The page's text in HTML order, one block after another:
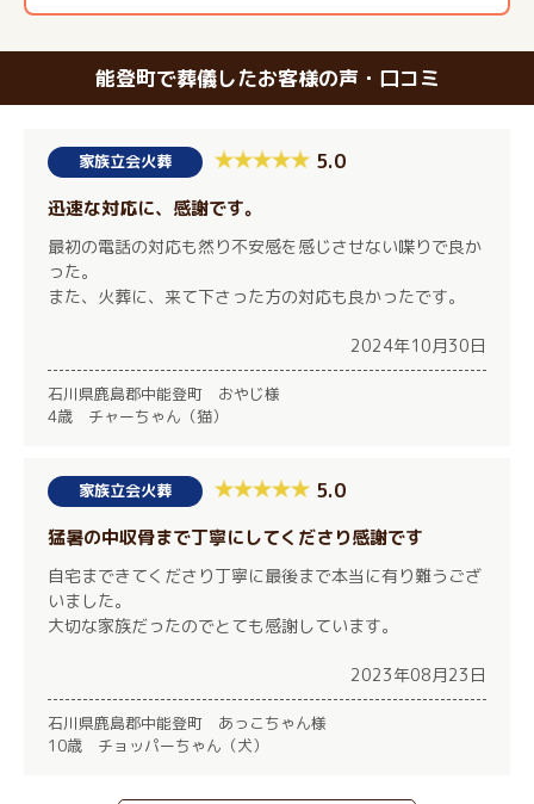
能登町で葬儀したお客様の声・口コミ
家族立会火葬 5.0
迅速な対応に、感謝です。
最初の電話の対応も然り不安感を感じさせない喋りで良か
った。
また、火葬に、来て下さった方の対応も良かったです。
2024年10月30日
石川県鹿島郡中能登町 おやじ様
4歳 チャーちゃん（猫）
家族立会火葬 5.0
猛暑の中収骨まで丁寧にしてくださり感謝です
自宅まできてくださり丁寧に最後まで本当に有り難うござ
いました。
大切な家族だったのでとても感謝しています。
2023年08月23日
石川県鹿島郡中能登町 あっこちゃん様
10歳 チョッパーちゃん（犬）